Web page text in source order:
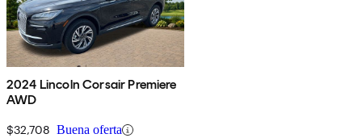
2024 Lincoln Corsair Premiere
AWD
$32,708 Buena oferta